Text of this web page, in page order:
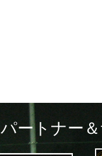
パートナー